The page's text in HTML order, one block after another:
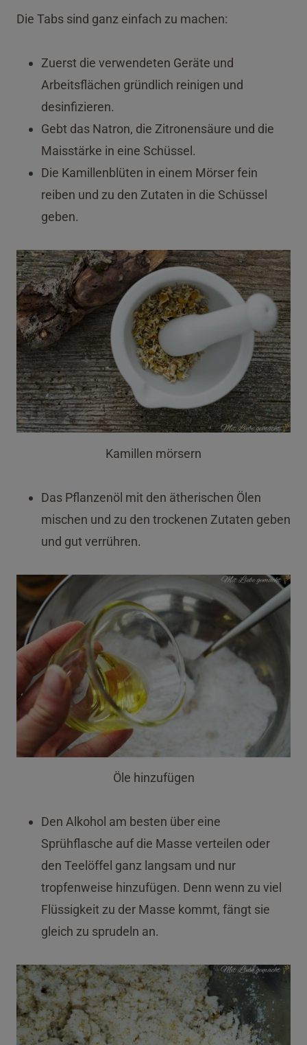
Die Tabs sind ganz einfach zu machen:
Zuerst die verwendeten Geräte und
Arbeitsflächen gründlich reinigen und
desinfizieren.
Gebt das Natron, die Zitronensäure und die
Maisstärke in eine Schüssel.
Die Kamillenblüten in einem Mörser fein
reiben und zu den Zutaten in die Schüssel
geben.
Kamillen mörsern
Das Pflanzenöl mit den ätherischen Ölen
mischen und zu den trockenen Zutaten geben
und gut verrühren.
Öle hinzufügen
Den Alkohol am besten über eine
Sprühflasche auf die Masse verteilen oder
den Teelöffel ganz langsam und nur
tropfenweise hinzufügen. Denn wenn zu viel
Flüssigkeit zu der Masse kommt, fängt sie
gleich zu sprudeln an.